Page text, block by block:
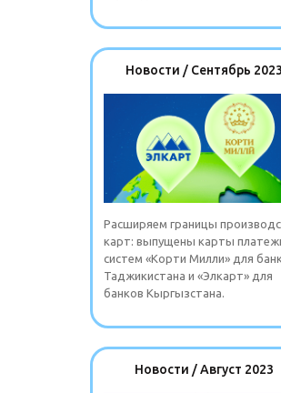
Новости / Сентябрь 2023
Расширяем границы
карт: выпущены карты
систем «Корти Милли» для
Таджикистана и «Элкарт» для
банков Кыргызстана.
Новости / Август 2023